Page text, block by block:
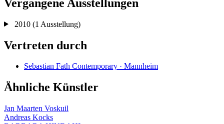
Vergangene Ausstellungen
2010 (1 Ausstellung)
Vertreten durch
Sebastian Fath Contemporary · Mannheim
Ähnliche Künstler
Jan Maarten Voskuil
Andreas Kocks